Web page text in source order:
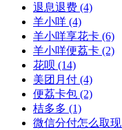
退息退费 (4)
羊小咩 (4)
羊小咩享花卡 (6)
羊小咩便荔卡 (2)
花呗 (14)
美团月付 (4)
便荔卡包 (2)
桔多多 (1)
微信分付怎么取现